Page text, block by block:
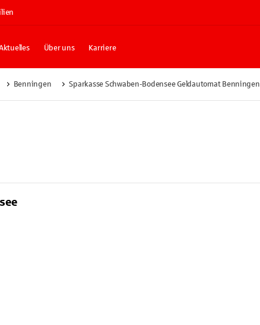
Über uns Karriere
Benningen Sparkasse Schwaben-Bodensee Geldautomat Benningen